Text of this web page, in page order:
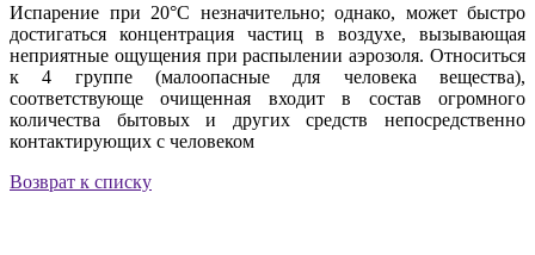
Испарение при 20°C незначительно; однако, может быстро
достигаться концентрация частиц в воздухе, вызывающая
неприятные ощущения при распылении аэрозоля. Относиться
к 4 группе (малоопасные для человека вещества),
соответствующе очищенная входит в состав огромного
количества бытовых и других средств непосредственно
контактирующих с человеком
Возврат к списку